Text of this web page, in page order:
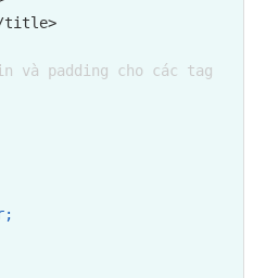
title>
và padding cho các tag